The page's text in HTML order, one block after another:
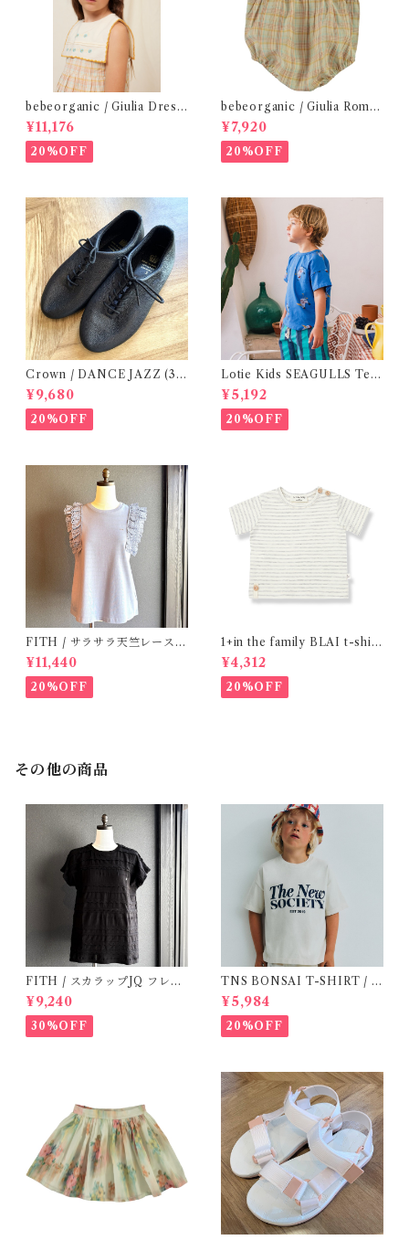
bebeorganic / Giulia Dress
Lagoon Check (2-6y)
¥11,176
20%OFF
bebeorganic / Giulia Romp
er Lagoon Check( 6・12ｍ)
¥7,920
20%OFF
Crown / DANCE JAZZ (3:2
2cm / 6:24-24,5 ) Black
¥9,680
20%OFF
Lotie Kids SEAGULLS Tee
(12m- 8Y)
¥5,192
20%OFF
FITH / サラサラ天竺レースT
シャツ (BL) / 145・155
¥11,440
20%OFF
1+in the family BLAI t-shirt
(Grey)
¥4,312
20%OFF
その他の商品
FITH / スカラップJQ フレン
チスリーブTシャツ (Black) /
Size 1・2
¥9,240
30%OFF
TNS BONSAI T-SHIRT / 1
6Y
¥5,984
20%OFF